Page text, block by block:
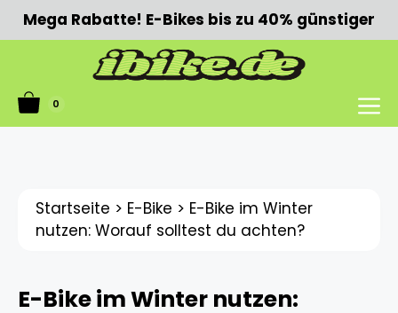
Zum
Inhalt
Mega Rabatte! E-Bikes bis zu 40% günstiger
0
Menü
Startseite > E-Bike > E-Bike im Winter
nutzen: Worauf solltest du achten?
E-Bike im Winter nutzen: